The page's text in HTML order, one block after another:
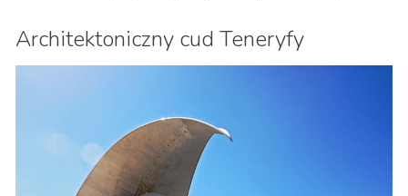
Architektoniczny cud Teneryfy